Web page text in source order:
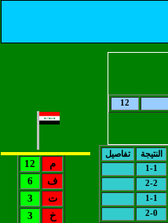
12
12
م
6
ف
3
ت
3
خ
تفاصيل النتيجة
1-1
2-2
1-1
2-0